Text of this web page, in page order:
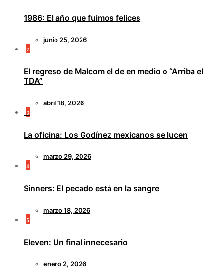
1986: El año que fuimos felices
junio 25, 2026
2
El regreso de Malcom el de en medio o “Arriba el
TDA”
abril 18, 2026
3
La oficina: Los Godínez mexicanos se lucen
marzo 29, 2026
4
Sinners: El pecado está en la sangre
marzo 18, 2026
5
Eleven: Un final innecesario
enero 2, 2026